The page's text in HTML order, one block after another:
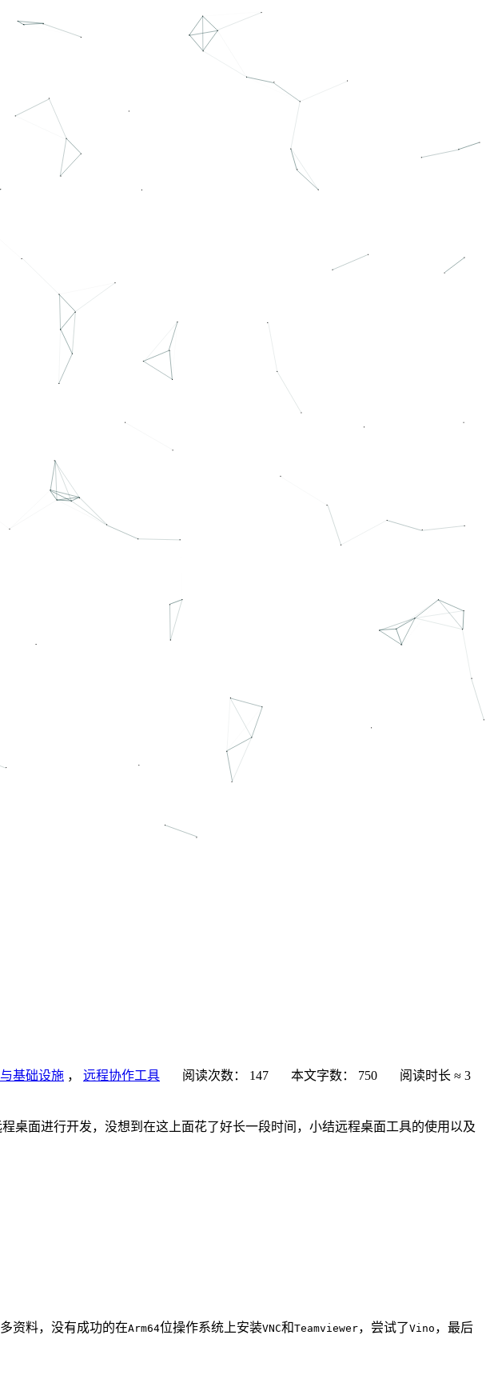
基础设施 ， 远程协作工具 阅读次数： 147 本文字数： 750 阅读时长 ≈ 3
桌面进行开发，没想到在这上面花了好长一段时间，小结远程桌面工具的使用以及
资料，没有成功的在Arm64位操作系统上安装VNC和Teamviewer，尝试了Vino ，最后